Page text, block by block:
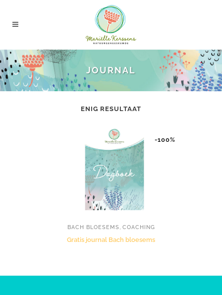
JOURNAL
ENIG RESULTAAT
-100%
BACH BLOESEMS, COACHING
Gratis journal Bach bloesems